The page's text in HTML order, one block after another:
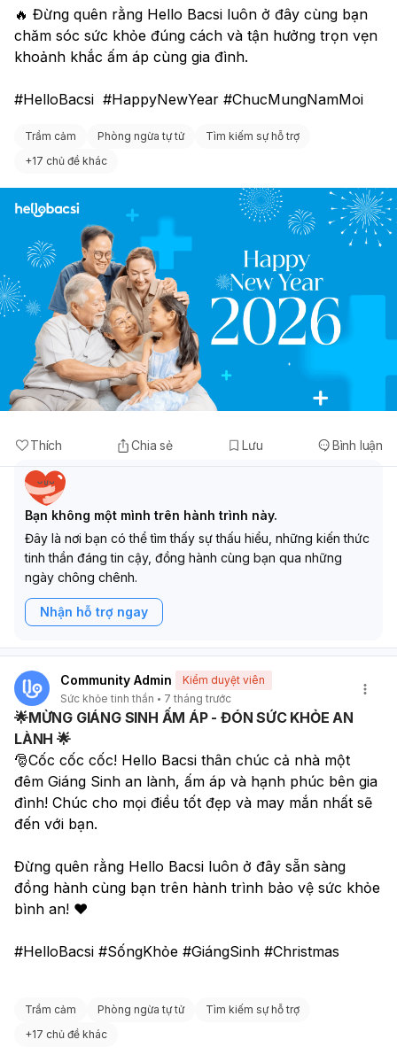
🔥 Đừng quên rằng Hello Bacsi luôn ở đây cùng bạn
chăm sóc sức khỏe đúng cách và tận hưởng trọn vẹn
khoảnh khắc ấm áp cùng gia đình.
#HelloBacsi  #HappyNewYear #ChucMungNamMoi
Trầm cảm Phòng ngừa tự tử
Tìm kiếm sự hỗ trợ
+17 chủ đề khác
Thích Chia sẻ Lưu Bình luận
Bạn không một mình trên hành trình này.
Đây là nơi bạn có thể tìm thấy sự thấu hiểu, những kiến thức
tinh thần đáng tin cậy, đồng hành cùng bạn qua những
ngày chông chênh.
Nhận hỗ trợ ngay
Community Admin
Kiểm duyệt viên
Sức khỏe tinh thần
7 tháng trước
🌟MỪNG GIÁNG SINH ẤM ÁP - ĐÓN SỨC KHỎE AN
LÀNH 🌟
🎅Cốc cốc cốc! Hello Bacsi thân chúc cả nhà một
đêm Giáng Sinh an lành, ấm áp và hạnh phúc bên gia
đình! Chúc cho mọi điều tốt đẹp và may mắn nhất sẽ
đến với bạn.
Đừng quên rằng Hello Bacsi luôn ở đây sẵn sàng
đồng hành cùng bạn trên hành trình bảo vệ sức khỏe
bình an! ❤️
#HelloBacsi #SốngKhỏe #GiángSinh #Christmas
Trầm cảm Phòng ngừa tự tử
Tìm kiếm sự hỗ trợ
+17 chủ đề khác